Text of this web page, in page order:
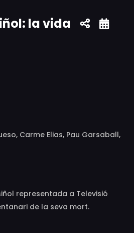
la vida
Carme Elias, Pau Garsaball,
Lana, Joan Miralles, Rosa
Rovira, Encarna Sánchez
representada a Televisió
de la seva mort.